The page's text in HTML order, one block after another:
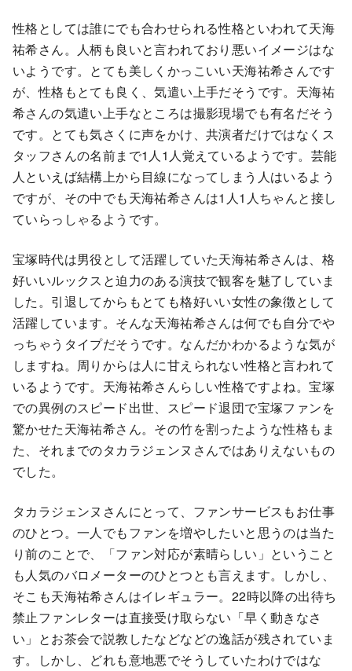
性格としては誰にでも合わせられる性格といわれて天海
祐希さん。人柄も良いと言われており悪いイメージはな
いようです。とても美しくかっこいい天海祐希さんです
が、性格もとても良く、気遣い上手だそうです。天海祐
希さんの気遣い上手なところは撮影現場でも有名だそう
です。とても気さくに声をかけ、共演者だけではなくス
タッフさんの名前まで1人1人覚えているようです。芸能
人といえば結構上から目線になってしまう人はいるよう
ですが、その中でも天海祐希さんは1人1人ちゃんと接し
ていらっしゃるようです。
宝塚時代は男役として活躍していた天海祐希さんは、格
好いいルックスと迫力のある演技で観客を魅了していま
した。引退してからもとても格好いい女性の象徴として
活躍しています。そんな天海祐希さんは何でも自分でや
っちゃうタイプだそうです。なんだかわかるような気が
しますね。周りからは人に甘えられない性格と言われて
いるようです。天海祐希さんらしい性格ですよね。宝塚
での異例のスピード出世、スピード退団で宝塚ファンを
驚かせた天海祐希さん。その竹を割ったような性格もま
た、それまでのタカラジェンヌさんではありえないもの
でした。
タカラジェンヌさんにとって、ファンサービスもお仕事
のひとつ。一人でもファンを増やしたいと思うのは当た
り前のことで、「ファン対応が素晴らしい」ということ
も人気のバロメーターのひとつとも言えます。しかし、
そこも天海祐希さんはイレギュラー。22時以降の出待ち
禁止ファンレターは直接受け取らない「早く動きなさ
い」とお茶会で説教したなどなどの逸話が残されていま
す。しかし、どれも意地悪でそうしていたわけではな